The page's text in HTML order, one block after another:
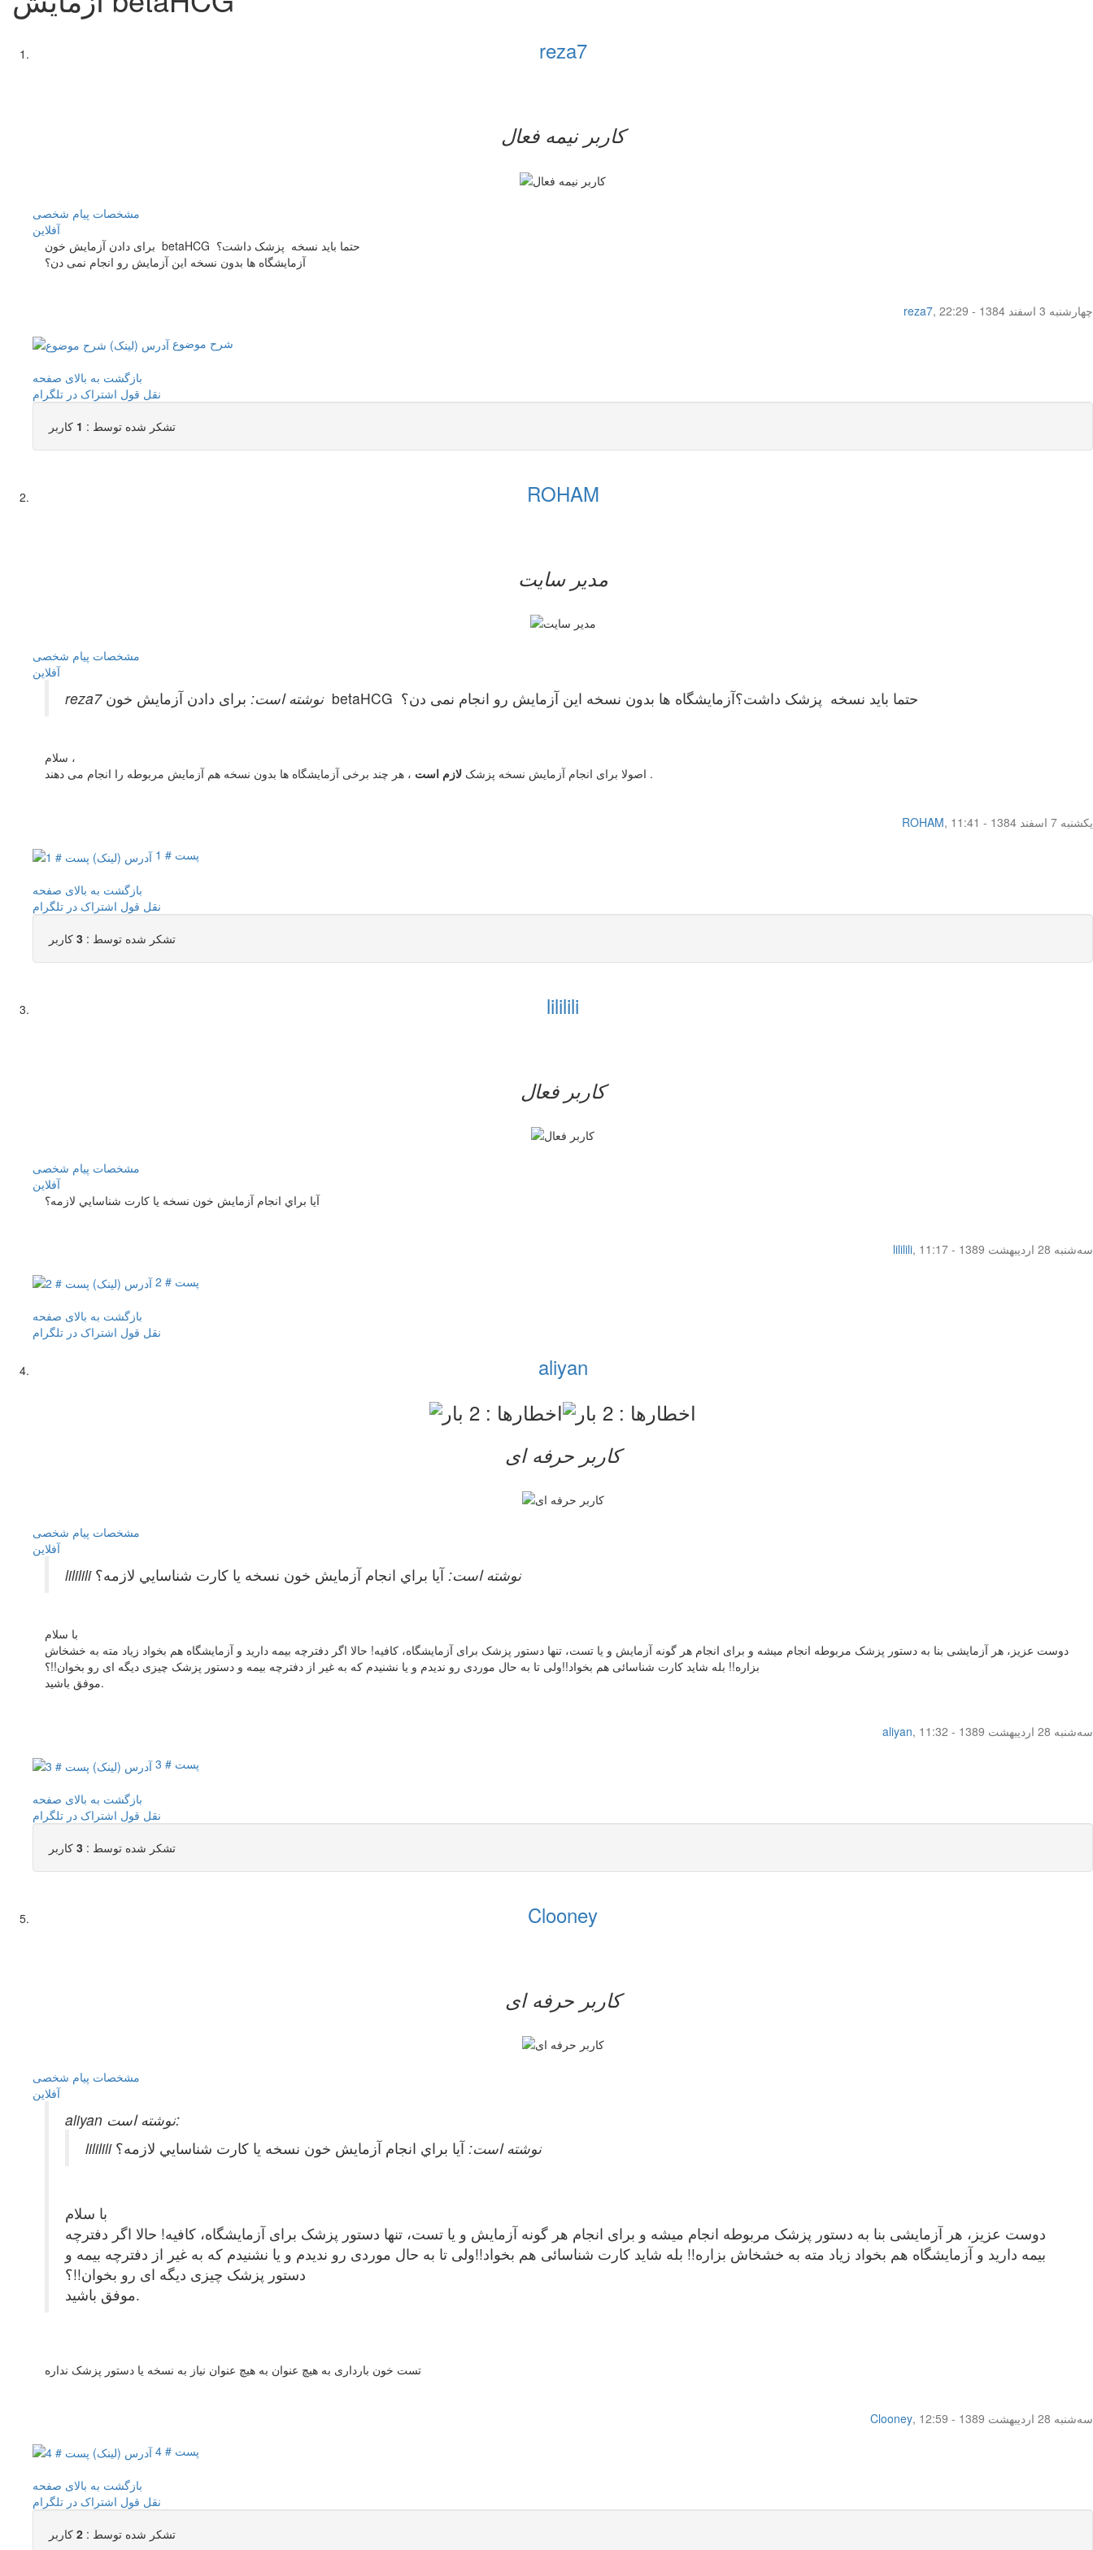
reza7
کاربر نيمه فعال
مشخصات پیام شخصی
آفلاين
برای دادن آزمایش خون betaHCG حتما باید نسخه پزشک داشت؟
آزمایشگاه ها بدون نسخه این آزمایش رو انجام نمی دن؟
reza7,
چهار‌شنبه 3 اسفند 1384 - 22:29
شرح موضوع
بازگشت به بالای صفحه
نقل قول اشتراک در تلگرام
تشکر شده توسط : 1 کاربر
ROHAM
مدیر سایت
مشخصات پیام شخصی
آفلاين
reza7 نوشته است: برای دادن آزمایش خون betaHCG حتما باید نسخه پزشک داشت؟آزمایشگاه ها بدون نسخه این آزمایش رو انجام نمی دن؟
سلام ،
اصولا برای انجام آزمایش نسخه پزشک لازم است ، هر چند برخی آزمایشگاه ها بدون نسخه هم آزمایش مربوطه را انجام می دهند .
ROHAM,
یکشنبه 7 اسفند 1384 - 11:41
پست # 1
بازگشت به بالای صفحه
نقل قول اشتراک در تلگرام
تشکر شده توسط : 3 کاربر
lililili
کاربر فعال
مشخصات پیام شخصی
آفلاين
آيا براي انجام آزمايش خون نسخه يا كارت شناسايي لازمه؟
lililili,
سه‌شنبه 28 اردیبهشت 1389 - 11:17
پست # 2
بازگشت به بالای صفحه
نقل قول اشتراک در تلگرام
aliyan
کاربر حرفه ای
مشخصات پیام شخصی
آفلاين
lililili نوشته است:آيا براي انجام آزمايش خون نسخه يا كارت شناسايي لازمه؟
با سلام
دوست عزیز، هر آزمایشی بنا به دستور پزشک مربوطه انجام میشه و برای انجام هر گونه آزمایش و یا تست، تنها دستور پزشک برای آزمایشگاه، کافیه! حالا اگر دفترچه بیمه دارید و آزمایشگاه هم بخواد زیاد مته به خشخاش
بزاره!! بله شاید کارت شناسائی هم بخواد!!ولی تا به حال موردی رو ندیدم و یا نشنیدم که به غیر از دفترچه بیمه و دستور پزشک چیزی دیگه ای رو بخوان!!؟
موفق باشید.
aliyan,
سه‌شنبه 28 اردیبهشت 1389 - 11:32
پست # 3
بازگشت به بالای صفحه
نقل قول اشتراک در تلگرام
تشکر شده توسط : 3 کاربر
Clooney
کاربر حرفه ای
مشخصات پیام شخصی
آفلاين
aliyan نوشته است:
lililili نوشته است:آيا براي انجام آزمايش خون نسخه يا كارت شناسايي لازمه؟
با سلام
دوست عزیز، هر آزمایشی بنا به دستور پزشک مربوطه انجام میشه و برای انجام هر گونه آزمایش و یا تست، تنها دستور پزشک برای آزمایشگاه، کافیه! حالا اگر دفترچه
بیمه دارید و آزمایشگاه هم بخواد زیاد مته به خشخاش بزاره!! بله شاید کارت شناسائی هم بخواد!!ولی تا به حال موردی رو ندیدم و یا نشنیدم که به غیر از دفترچه بیمه و
دستور پزشک چیزی دیگه ای رو بخوان!!؟
موفق باشید.
تست خون بارداری به هیچ عنوان به هیچ عنوان نیاز به نسخه یا دستور پزشک نداره
Clooney,
سه‌شنبه 28 اردیبهشت 1389 - 12:59
پست # 4
بازگشت به بالای صفحه
نقل قول اشتراک در تلگرام
تشکر شده توسط : 2 کاربر